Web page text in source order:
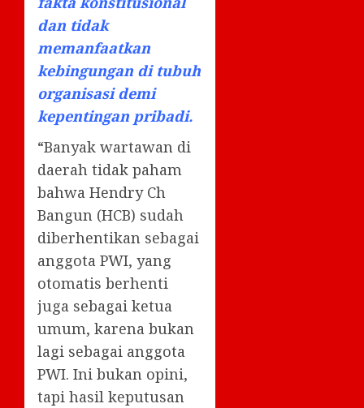
dan tidak
memanfaatkan
kebingungan di tubuh
organisasi demi
kepentingan pribadi.
“Banyak wartawan di
daerah tidak paham
bahwa Hendry Ch
Bangun (HCB) sudah
diberhentikan sebagai
anggota PWI, yang
otomatis berhenti
juga sebagai ketua
umum, karena bukan
lagi sebagai anggota
PWI. Ini bukan opini,
tapi hasil keputusan